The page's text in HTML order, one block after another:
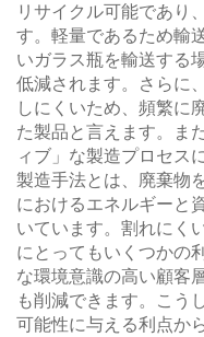
リサイクル可能であり
す。軽量であるため輸
いガラス瓶を輸送する
低減されます。さらに
しにくいため、頻繁に
た製品と言えます。ま
ィブ」な製造プロセス
製造手法とは、廃棄物
におけるエネルギーと
いています。割れにく
にとってもいくつかの
な環境意識の高い顧客
も削減できます。こう
可能性に与える利点か